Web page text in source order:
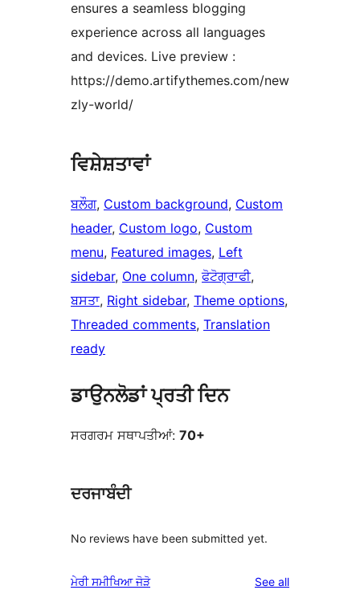
ensures a seamless blogging
experience across all languages
and devices. Live preview :
https://demo.artifythemes.com/new
zly-world/
ਵਿਸ਼ੇਸ਼ਤਾਵਾਂ
ਬਲੌਗ, Custom background, Custom
header, Custom logo, Custom
menu, Featured images, Left
sidebar, One column, ਫੋਟੋਗ੍ਰਾਫੀ
ਬਸਤਾ, Right sidebar, Theme options
Threaded comments, Translation
ready
ਡਾਉਨਲੋਡਾਂ ਪ੍ਰਤੀ ਦਿਨ
ਸਰਗਰਮ ਸਥਾਪਤੀਆਂ: 70+
ਦਰਜਾਬੰਦੀ
No reviews have been submitted yet.
ਮੇਰੀ ਸਮੀਖਿਆ ਜੋੜੋ See allreviews